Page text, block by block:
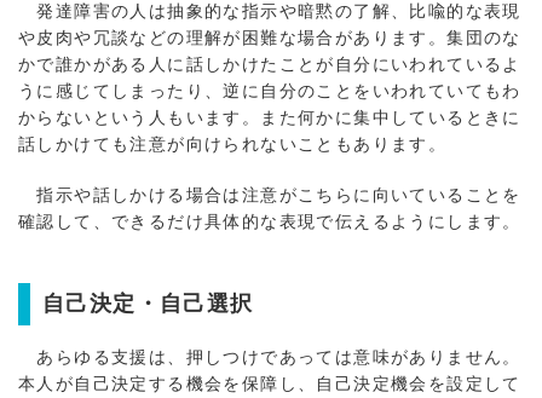
発達障害の人は抽象的な指示や暗黙の了解、比喩的な表現
や皮肉や冗談などの理解が困難な場合があります。集団のな
かで誰かがある人に話しかけたことが自分にいわれているよ
うに感じてしまったり、逆に自分のことをいわれていてもわ
からないという人もいます。また何かに集中しているときに
話しかけても注意が向けられないこともあります。
指示や話しかける場合は注意がこちらに向いていることを
確認して、できるだけ具体的な表現で伝えるようにします。
自己決定・自己選択
あらゆる支援は、押しつけであっては意味がありません。
本人が自己決定する機会を保障し、自己決定機会を設定して